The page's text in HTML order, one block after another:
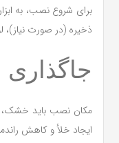
برای شروع نصب، به
ذخیره (در صورت نیاز)،
مکان نصب باید خشک،
ایجاد خلأ و کاهش